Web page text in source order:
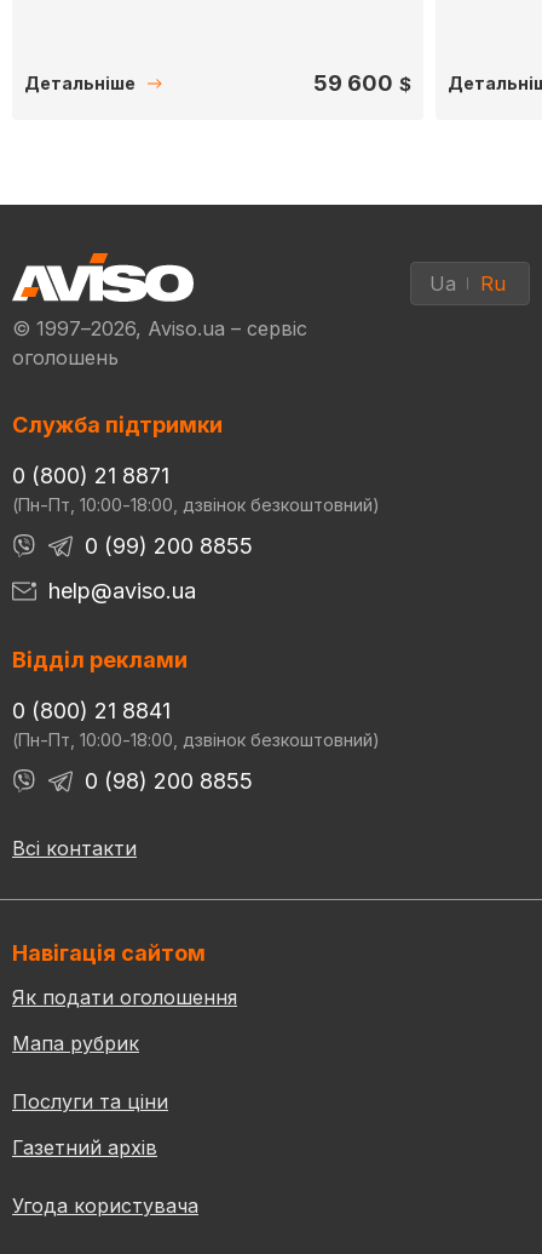
Детальніше 59 600 $
© 1997–2026, Aviso.ua – сервіс
оголошень
Ua Ru
Служба підтримки
0 (800) 21 8871
(Пн-Пт, 10:00-18:00, дзвінок безкоштовний)
0 (99) 200 8855
help@aviso.ua
Відділ реклами
0 (800) 21 8841
(Пн-Пт, 10:00-18:00, дзвінок безкоштовний)
0 (98) 200 8855
Всі контакти
Навігація сайтом
Як подати оголошення
Мапа рубрик
Послуги та ціни
Газетний архів
Угода користувача